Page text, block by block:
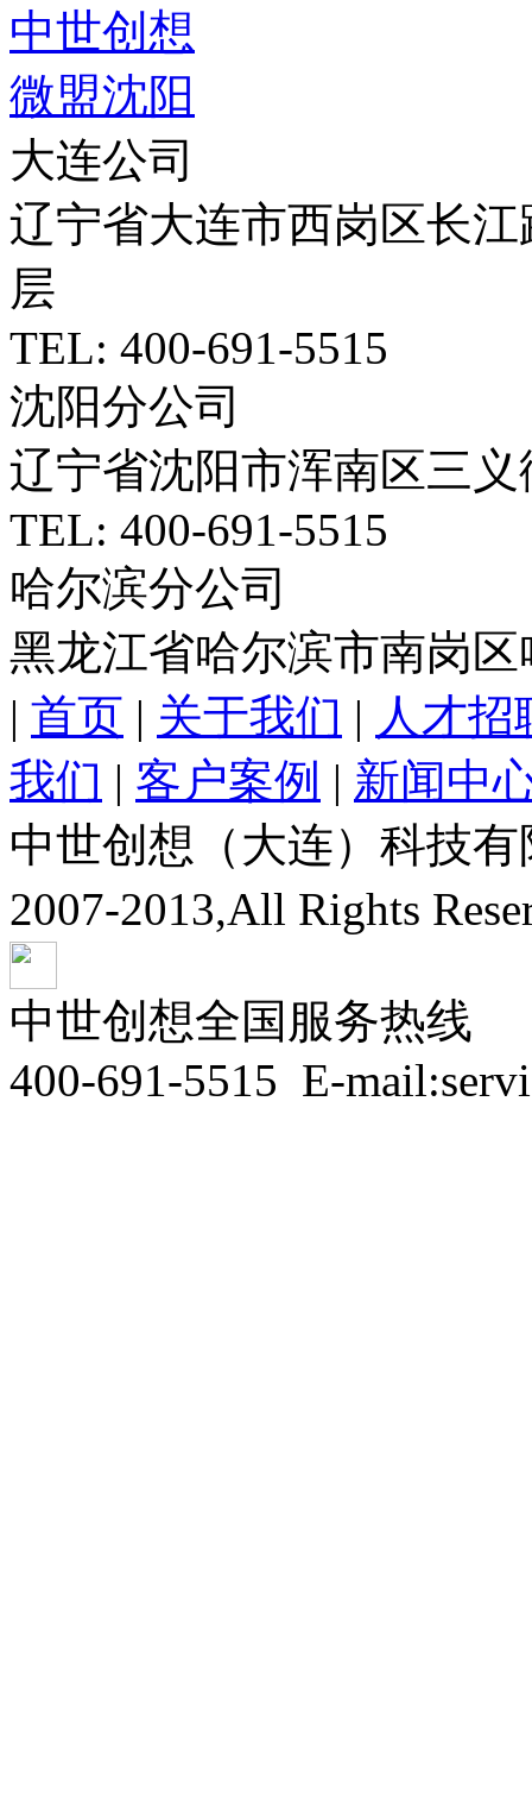
中世创想
微盟沈阳
大连公司
辽宁省大连市西岗区长江
层
TEL: 400-691-5515
沈阳分公司
辽宁省沈阳市浑南区三
TEL: 400-691-5515
哈尔滨分公司
黑龙江省哈尔滨市南岗
| 首页 | 关于我们 | 人才招
我们 | 客户案例 | 新闻中
中世创想（大连）科技
2007-2013,All Rights
中世创想全国服务热线
400-691-5515 E-